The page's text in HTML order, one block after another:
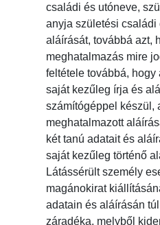
családi és utóneve,
anyja születési családi
aláírását, továbbá azt,
meghatalmazás mire
feltétele továbbá,
saját kezűleg írja és
számítógéppel készül,
meghatalmazott
két tanú adatait és
saját kezűleg történő
Látássérült személy
magánokirat
adatain és aláírásán
záradéka, melyből